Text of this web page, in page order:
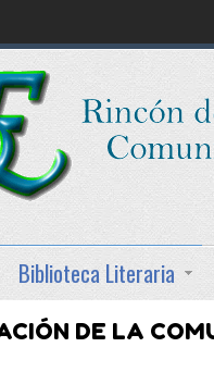
Biblioteca Literaria
DE LA